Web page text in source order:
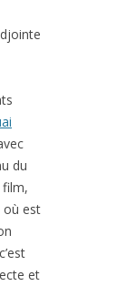
du
où est
et